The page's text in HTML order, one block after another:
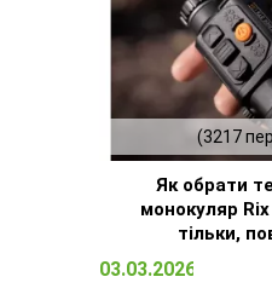
(3217
Як обрати
монокуляр
тільки,
03.03.2026 15:09